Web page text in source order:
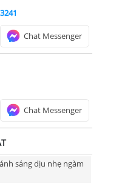
Chat Messenger
Chat Messenger
sáng dịu nhẹ ngàm